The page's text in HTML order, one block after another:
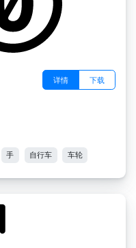
详情 下载
手 自行车 车轮